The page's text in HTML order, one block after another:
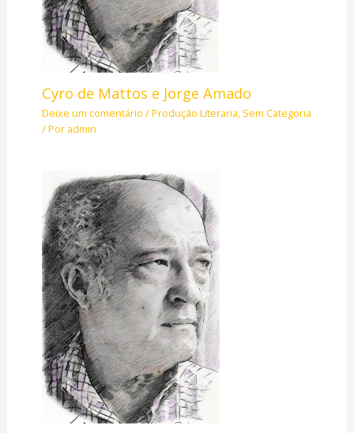
Cyro de Mattos e Jorge Amado
Deixe um comentário /Produção Literaria, Sem Categoria
/ Por admin